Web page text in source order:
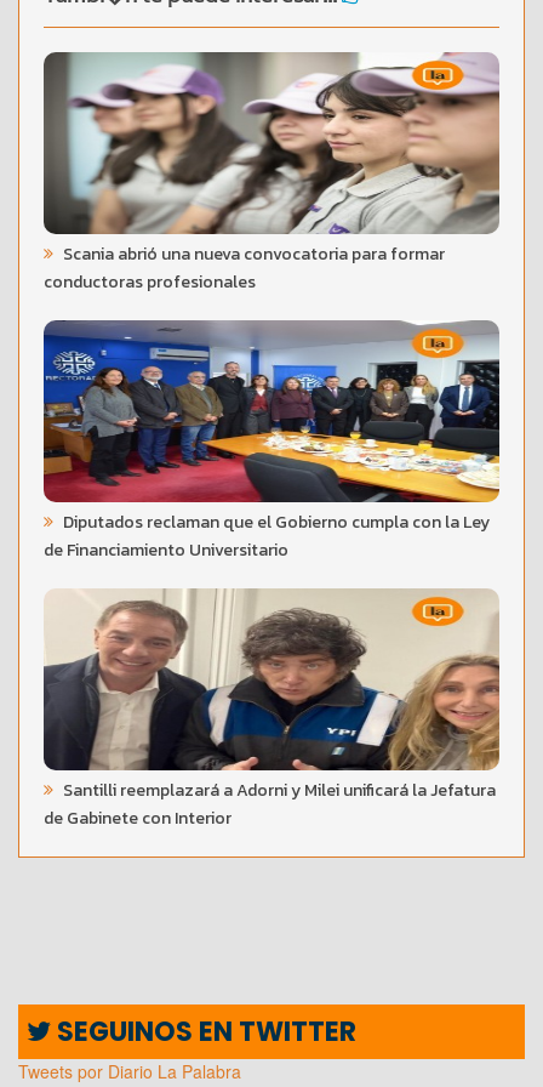
Scania abrió una nueva convocatoria para formar
conductoras profesionales
Diputados reclaman que el Gobierno cumpla con la Ley
de Financiamiento Universitario
Santilli reemplazará a Adorni y Milei unificará la Jefatura
de Gabinete con Interior
SEGUINOS EN TWITTER
Tweets por Diario La Palabra